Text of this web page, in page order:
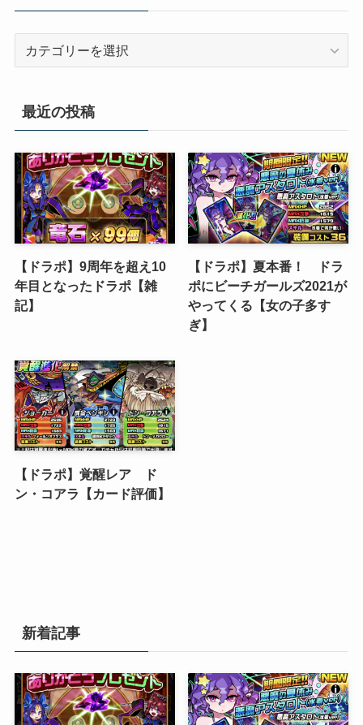
リ
最近の投稿
【ドラポ】9周年を超え10
年目となったドラポ【雑
記】
【ドラポ】夏本番！ ドラ
ポにビーチガールズ2021が
やってくる【女の子多す
ぎ】
【ドラポ】覚醒レア ド
ン・コアラ【カード評価】
新着記事